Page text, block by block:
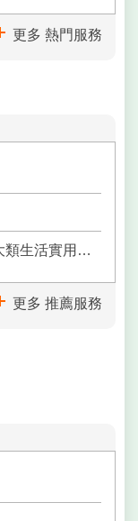
更多 熱門服務
出生、結婚、遷入、離婚及死亡5大類生活實用手冊
更多 推薦服務